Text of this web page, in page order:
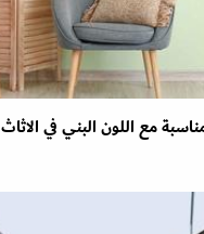
مع اللون البني في الاثاث